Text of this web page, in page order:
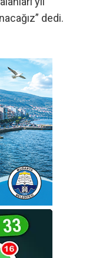
dedi.